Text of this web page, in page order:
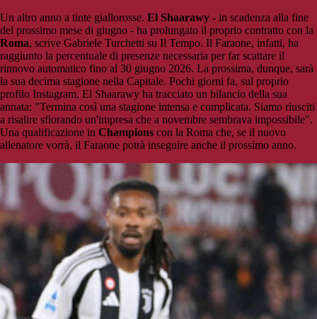
Un altro anno a tinte giallorosse. El Shaarawy - in scadenza alla fine
del prossimo mese di giugno - ha prolungato il proprio contratto con la
Roma, scrive Gabriele Turchetti su Il Tempo. Il Faraone, infatti, ha
raggiunto la percentuale di presenze necessaria per far scattare il
rinnovo automatico fino al 30 giugno 2026. La prossima, dunque, sarà
la sua decima stagione nella Capitale. Pochi giorni fa, sul proprio
profilo Instagram, El Shaarawy ha tracciato un bilancio della sua
annata: "Termina così una stagione intensa e complicata. Siamo riusciti
a risalire sfiorando un'impresa che a novembre sembrava impossibile".
Una qualificazione in Champions con la Roma che, se il nuovo
allenatore vorrà, il Faraone potrà inseguire anche il prossimo anno.